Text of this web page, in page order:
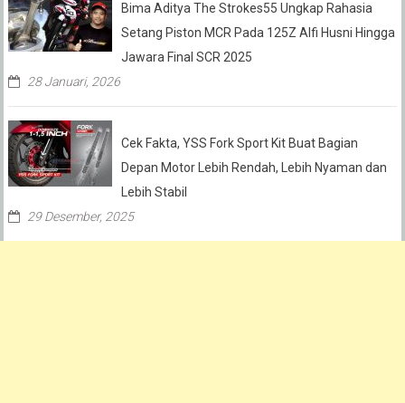
Bima Aditya The Strokes55 Ungkap Rahasia
Setang Piston MCR Pada 125Z Alfi Husni Hingga
Jawara Final SCR 2025
28 Januari, 2026
Cek Fakta, YSS Fork Sport Kit Buat Bagian
Depan Motor Lebih Rendah, Lebih Nyaman dan
Lebih Stabil
29 Desember, 2025